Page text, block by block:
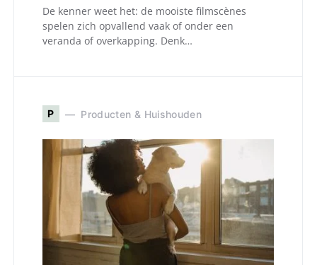
De kenner weet het: de mooiste filmscènes
spelen zich opvallend vaak of onder een
veranda of overkapping. Denk…
P Producten & Huishouden